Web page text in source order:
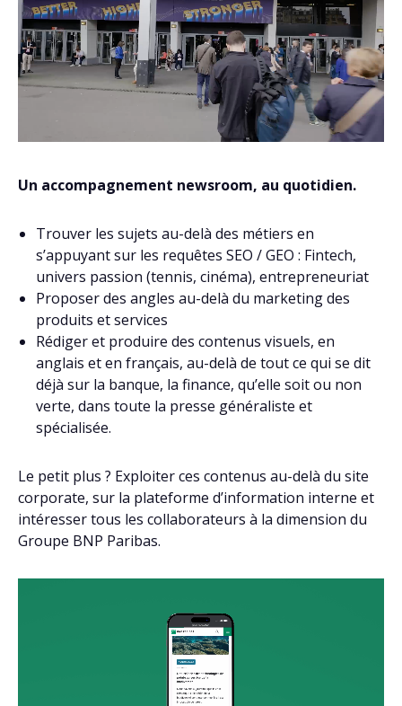
Un accompagnement newsroom, au quotidien.
Trouver les sujets au-delà des métiers en
s’appuyant sur les requêtes SEO / GEO : Fintech,
univers passion (tennis, cinéma), entrepreneuriat
Proposer des angles au-delà du marketing des
produits et services
Rédiger et produire des contenus visuels, en
anglais et en français, au-delà de tout ce qui se dit
déjà sur la banque, la finance, qu’elle soit ou non
verte, dans toute la presse généraliste et
spécialisée.
Le petit plus ? Exploiter ces contenus au-delà du site
corporate, sur la plateforme d’information interne et
intéresser tous les collaborateurs à la dimension du
Groupe BNP Paribas.